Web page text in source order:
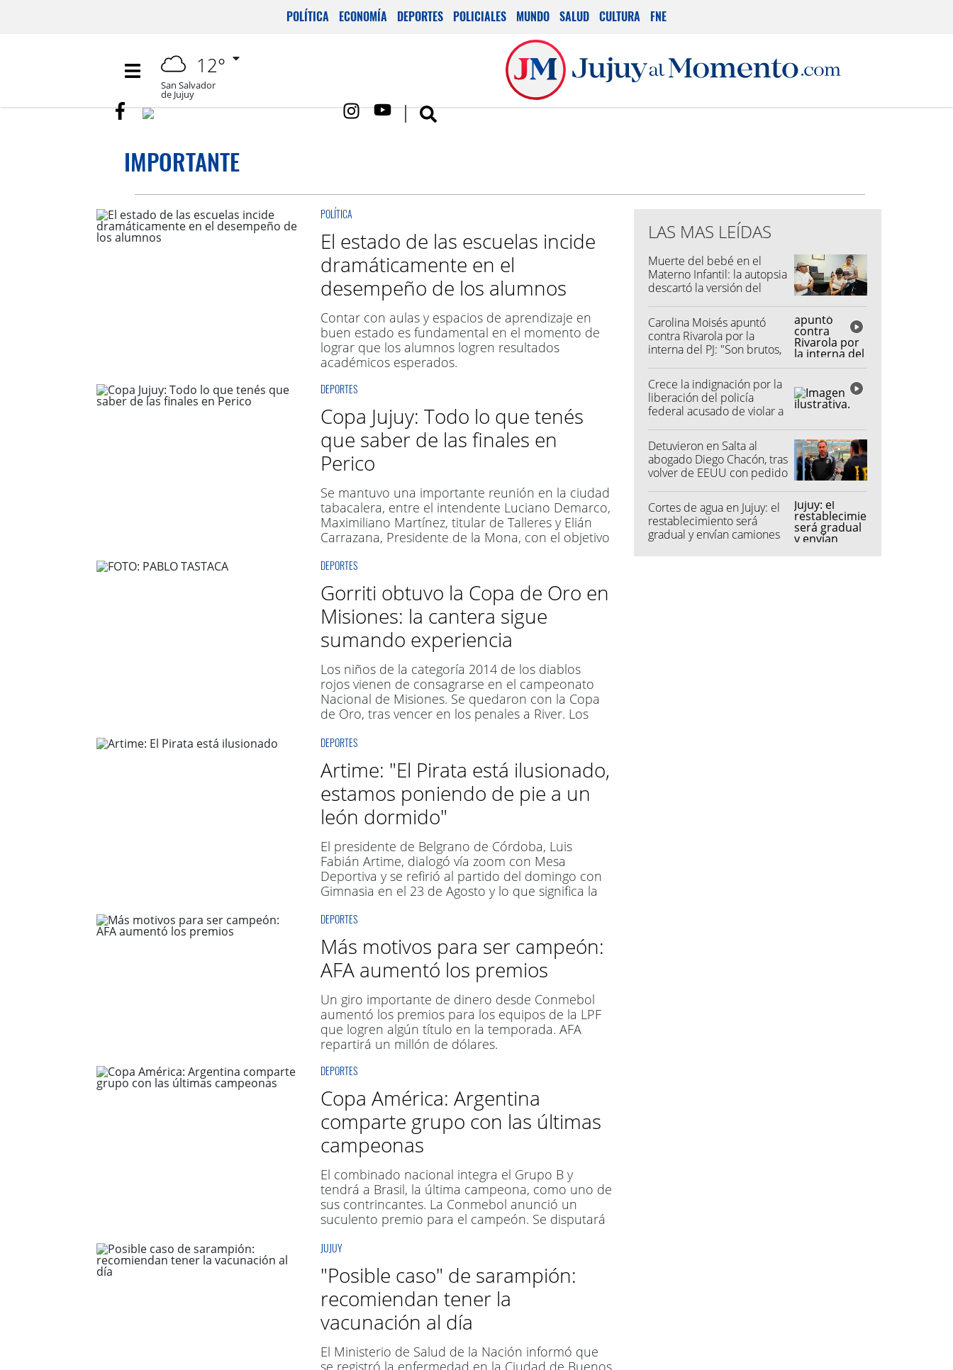
POLÍTICA ECONOMÍA DEPORTES POLICIALES MUNDO SALUD CULTURA FNE
12°
San Salvador
de Jujuy
IMPORTANTE
POLÍTICA
El estado de las escuelas incide
dramáticamente en el
desempeño de los alumnos
Contar con aulas y espacios de aprendizaje en
buen estado es fundamental en el momento de
lograr que los alumnos logren resultados
académicos esperados.
DEPORTES
Copa Jujuy: Todo lo que tenés
que saber de las finales en
Perico
Se mantuvo una importante reunión en la ciudad
tabacalera, entre el intendente Luciano Demarco,
Maximiliano Martínez, titular de Talleres y Elián
Carrazana, Presidente de la Mona, con el objetivo
provincial, a jugarse el domingo 14 de agosto en
el estadio Dr. Plinio Zabala. Ante jugará la rama
femenina.
DEPORTES
Gorriti obtuvo la Copa de Oro en
Misiones: la cantera sigue
sumando experiencia
Los niños de la categoría 2014 de los diablos
rojos vienen de consagrarse en el campeonato
Nacional de Misiones. Se quedaron con la Copa
de Oro, tras vencer en los penales a River. Los
pasaron por Mesa Deportiva y hablaron de esta
linda experiencia y cuáles son los próximos
objetivos. Camilo y Benja lucieron con emoción el
trofeo y el premio individual por la valla menos
vencida.
DEPORTES
Artime: "El Pirata está ilusionado,
estamos poniendo de pie a un
león dormido"
El presidente de Belgrano de Córdoba, Luis
Fabián Artime, dialogó vía zoom con Mesa
Deportiva y se refirió al partido del domingo con
Gimnasia en el 23 de Agosto y lo que significa la
de pandemia. También opinó de su gestión y de
los proyectos encaminados para que el Pirata
vuelva a Primera División. "Hoy el público está
ilusionado, le devolvimos la mística y la identidad",
sostuvo el exjugador.
DEPORTES
Más motivos para ser campeón:
AFA aumentó los premios
Un giro importante de dinero desde Conmebol
aumentó los premios para los equipos de la LPF
que logren algún título en la temporada. AFA
repartirá un millón de dólares.
DEPORTES
Copa América: Argentina
comparte grupo con las últimas
campeonas
El combinado nacional integra el Grupo B y
tendrá a Brasil, la última campeona, como uno de
sus contrincantes. La Conmebol anunció un
suculento premio para el campeón. Se disputará
en la historia y es clasificatorio para el Mundial.
JUJUY
"Posible caso" de sarampión:
recomiendan tener la
vacunación al día
El Ministerio de Salud de la Nación informó que
se registró la enfermedad en la Ciudad de Buenos
LAS MAS LEÍDAS
Muerte del bebé en el
Materno Infantil: la autopsia
descartó la versión del
Carolina Moisés apuntó
contra Rivarola por la
interna del PJ: "Son brutos,
Crece la indignación por la
liberación del policía
federal acusado de violar a
Detuvieron en Salta al
abogado Diego Chacón, tras
volver de EEUU con pedido
Cortes de agua en Jujuy: el
restablecimiento será
gradual y envían camiones